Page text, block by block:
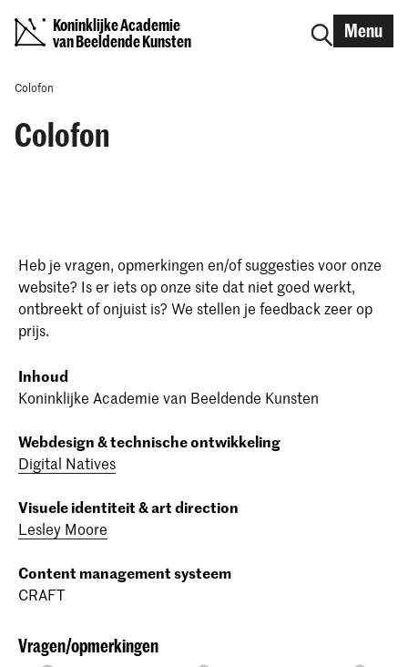
Koninklijke Academie
van Beeldende Kunsten
Menu
Colofon
Colofon
Heb je vragen, opmerkingen en/of suggesties voor onze
website? Is er iets op onze site dat niet goed werkt,
ontbreekt of onjuist is? We stellen je feedback zeer op
prijs.
Inhoud
Koninklijke Academie van Beeldende Kunsten
Webdesign & technische ontwikkeling
Digital Natives
Visuele identiteit & art direction
Lesley Moore
Content management systeem
CRAFT
Vragen/opmerkingen